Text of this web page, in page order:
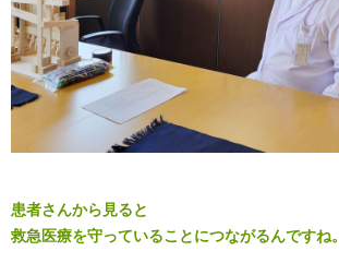
患者さんから見ると
救急医療を守っていることにつながるんですね。